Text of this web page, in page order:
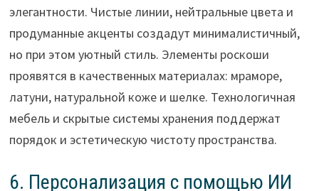
элегантности. Чистые линии, нейтральные цвета и
продуманные акценты создадут минималистичный,
но при этом уютный стиль. Элементы роскоши
проявятся в качественных материалах: мраморе,
латуни, натуральной коже и шелке. Технологичная
мебель и скрытые системы хранения поддержат
порядок и эстетическую чистоту пространства.
6. Персонализация с помощью ИИ